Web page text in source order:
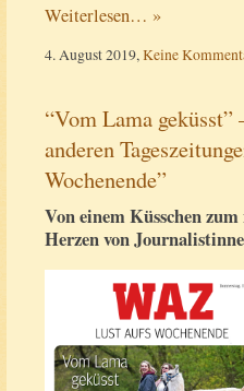
Weiterlesen… »
4. August 2019,Keine
“Vom Lama
anderen
Wochenende”
Von einem Küsschen
Herzen von